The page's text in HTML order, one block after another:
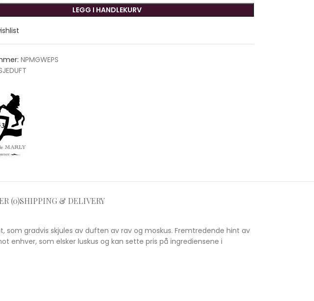
LEGG I HANDLEKURV
NPMGWEPS
(0)SHIPPING & DELIVERY
gradvis skjules av duften av rav og moskus. Fremtredende hint av
som elsker luskus og kan sette pris på ingrediensene i